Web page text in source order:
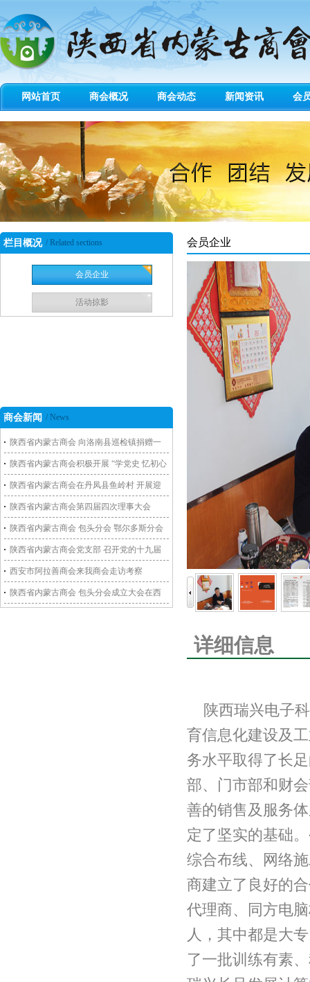
网站首页 商会概况 商会动态 新闻资讯 会
栏目概况 / Related sections
会员企业
活动掠影
商会新闻 / News
陕西省内蒙古商会 向洛南县巡检镇捐赠一
批救灾物资
陕西省内蒙古商会积极开展 “学党史 忆初心
谋发展”主题党日活动
陕西省内蒙古商会在丹凤县鱼岭村 开展迎
新春送温暖活动
陕西省内蒙古商会第四届四次理事大会
陕西省内蒙古商会 包头分会 鄂尔多斯分会
走访包头商会副会长单位
陕西省内蒙古商会党支部 召开党的十九届
五中全会学习会暨组织生活会
西安市阿拉善商会来我商会走访考察
陕西省内蒙古商会 包头分会成立大会在西
会员企业
详细信息
陕西瑞兴电子
育信息化建设及
务水平取得了长
部、门市部和财
善的销售及服务
定了坚实的基础
综合布线、网络
商建立了良好的
代理商、同方电
人，其中都是大
了一批训练有素